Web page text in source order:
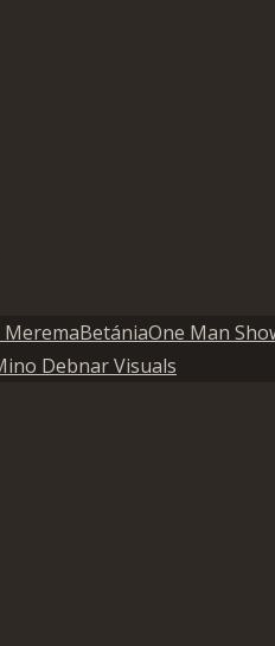
MeremaBetániaOne Man
Debnar Visuals